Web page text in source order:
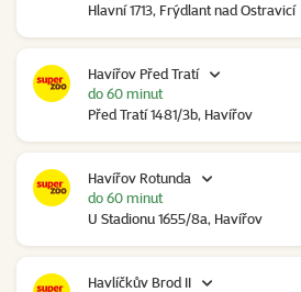
Hlavní 1713, Frýdlant nad Ostravicí
Havířov Před Tratí
Před Tratí 1481/3b, Havířov
do 60 minut
Havířov Rotunda
U Stadionu 1655/8a, Havířov
do 60 minut
Havlíčkův Brod II